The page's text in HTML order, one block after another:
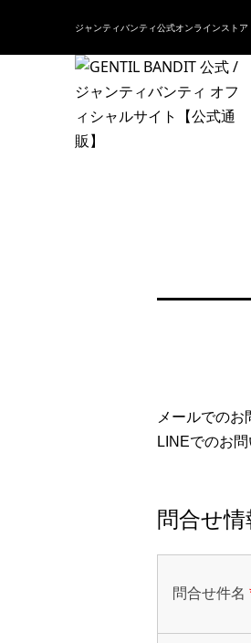
ジャンティバンティ公式オンラインストア
メールでのお
LINEでのお
問合せ
問合せ件名